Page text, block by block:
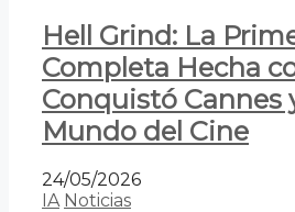
Hell Grind: La
Completa Hecha
Conquistó Cannes
Mundo del Cine
24/05/2026
IA Noticias